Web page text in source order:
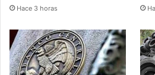
Hace 3 horas